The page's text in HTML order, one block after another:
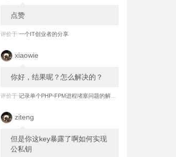
点赞
评价于 一个IT创业者的分享
xiaowie
你好，结果呢？怎么解决的？
评价于 记录单个PHP-FPM进程堵塞问题的解决过程
ziteng
但是你这key暴露了啊如何实现
公私钥